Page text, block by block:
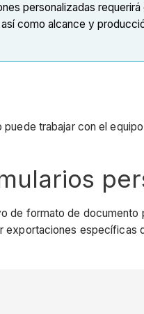
personalizadas
como alcance y
trabajar con el
de formato de documento
específicas